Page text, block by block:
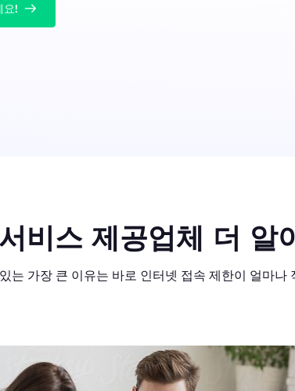
요!
비스 제공업체 더 알
는 가장 큰 이유는 바로 인터넷 접속 제한이 얼마